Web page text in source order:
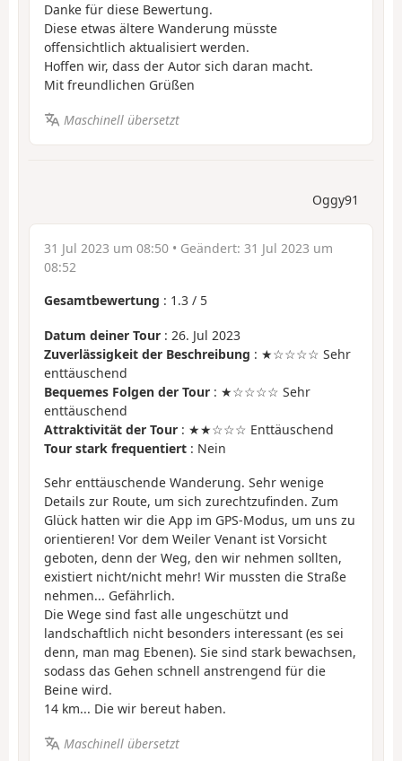
Danke für diese Bewertung.
Diese etwas ältere Wanderung müsste
offensichtlich aktualisiert werden.
Hoffen wir, dass der Autor sich daran macht.
Mit freundlichen Grüßen
Maschinell übersetzt
Oggy91
31 Jul 2023 um 08:50 • Geändert: 31 Jul 2023 um
08:52
Gesamtbewertung : 1.3 / 5
Datum deiner Tour : 26. Jul 2023
Zuverlässigkeit der Beschreibung : ★☆☆☆☆ Sehr
enttäuschend
Bequemes Folgen der Tour : ★☆☆☆☆ Sehr
enttäuschend
Attraktivität der Tour : ★★☆☆☆ Enttäuschend
Tour stark frequentiert : Nein
Sehr enttäuschende Wanderung. Sehr wenige
Details zur Route, um sich zurechtzufinden. Zum
Glück hatten wir die App im GPS-Modus, um uns zu
orientieren! Vor dem Weiler Venant ist Vorsicht
geboten, denn der Weg, den wir nehmen sollten,
existiert nicht/nicht mehr! Wir mussten die Straße
nehmen... Gefährlich.
Die Wege sind fast alle ungeschützt und
landschaftlich nicht besonders interessant (es sei
denn, man mag Ebenen). Sie sind stark bewachsen,
sodass das Gehen schnell anstrengend für die
Beine wird.
14 km... Die wir bereut haben.
Maschinell übersetzt